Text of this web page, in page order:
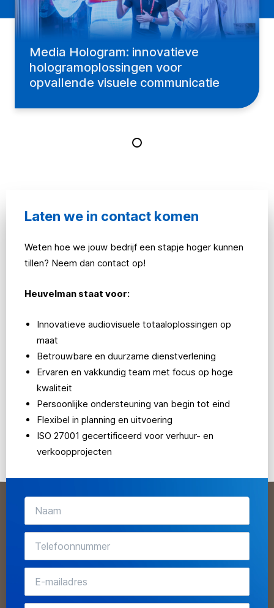
Media Hologram: innovatieve
hologramoplossingen voor
opvallende visuele communicatie
Laten we in contact komen
Weten hoe we jouw bedrijf een stapje hoger kunnen
tillen? Neem dan contact op!
Heuvelman staat voor:
Innovatieve audiovisuele totaaloplossingen op
maat
Betrouwbare en duurzame dienstverlening
Ervaren en vakkundig team met focus op hoge
kwaliteit
Persoonlijke ondersteuning van begin tot eind
Flexibel in planning en uitvoering
ISO 27001 gecertificeerd voor verhuur- en
verkoopprojecten